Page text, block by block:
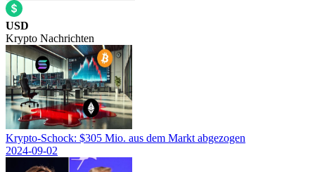
USD
Krypto Nachrichten
Krypto-Schock: $305 Mio. aus dem Markt abgezogen
2024-09-02